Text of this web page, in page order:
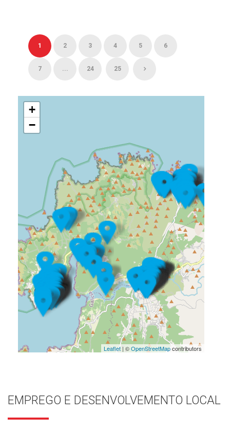
1 2 3 4 5 6
7 ... 24 25
+
−
Leaflet| ©OpenStreetMapcontributors
EMPREGO E DESENVOLVEMENTO LOCAL